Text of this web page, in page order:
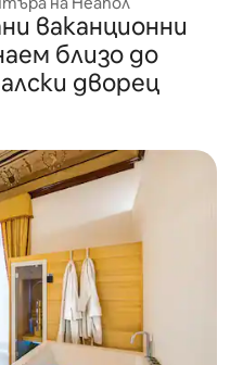
ваканционни
близо до
дворец